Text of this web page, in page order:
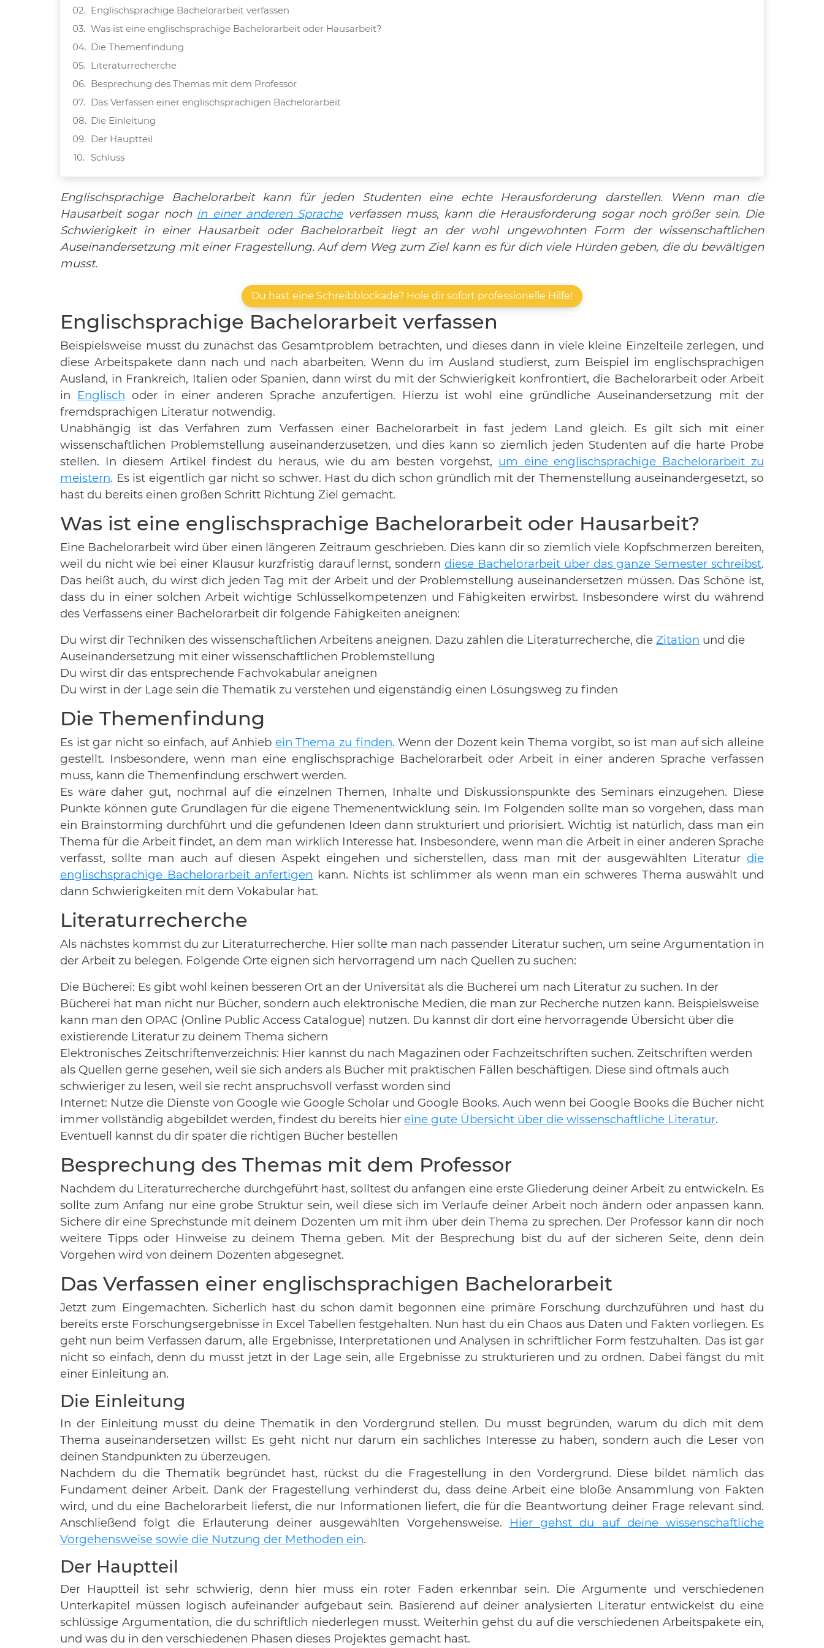
Englischsprachige Bachelorarbeit verfassen
Was ist eine englischsprachige Bachelorarbeit oder Hausarbeit?
Die Themenfindung
Literaturrecherche
Besprechung des Themas mit dem Professor
Das Verfassen einer englischsprachigen Bachelorarbeit
Die Einleitung
Der Hauptteil
Schluss
Ein paar wichtige Tipps zum Schreiben einer englischsprachigen Bachelorarbeit
Englischsprachige Bachelorarbeit kann für jeden Studenten eine echte Herausforderung darstellen. Wenn man die
Hausarbeit sogar noch in einer anderen Spracheverfassen muss, kann die Herausforderung sogar noch größer sein. Die
Schwierigkeit in einer Hausarbeit oder Bachelorarbeit liegt an der wohl ungewohnten Form der wissenschaftlichen
Auseinandersetzung mit einer Fragestellung. Auf dem Weg zum Ziel kann es für dich viele Hürden geben, die du bewältigen
musst.
Du hast eine Schreibblockade? Hole dir sofort professionelle Hilfe!
Englischsprachige Bachelorarbeit verfassen
Beispielsweise musst du zunächst das Gesamtproblem betrachten, und dieses dann in viele kleine Einzelteile zerlegen, und
diese Arbeitspakete dann nach und nach abarbeiten. Wenn du im Ausland studierst, zum Beispiel im englischsprachigen
Ausland, in Frankreich, Italien oder Spanien, dann wirst du mit der Schwierigkeit konfrontiert, die Bachelorarbeit oder Arbeit
in Englisch oder in einer anderen Sprache anzufertigen. Hierzu ist wohl eine gründliche Auseinandersetzung mit der
fremdsprachigen Literatur notwendig.
Unabhängig ist das Verfahren zum Verfassen einer Bachelorarbeit in fast jedem Land gleich. Es gilt sich mit einer
wissenschaftlichen Problemstellung auseinanderzusetzen, und dies kann so ziemlich jeden Studenten auf die harte Probe
stellen. In diesem Artikel findest du heraus, wie du am besten vorgehst, um eine englischsprachige Bachelorarbeit zu
meistern. Es ist eigentlich gar nicht so schwer. Hast du dich schon gründlich mit der Themenstellung auseinandergesetzt, so
hast du bereits einen großen Schritt Richtung Ziel gemacht.
Was ist eine englischsprachige Bachelorarbeit oder Hausarbeit?
Eine Bachelorarbeit wird über einen längeren Zeitraum geschrieben. Dies kann dir so ziemlich viele Kopfschmerzen bereiten,
weil du nicht wie bei einer Klausur kurzfristig darauf lernst, sonderndiese Bachelorarbeit über das ganze Semester schreibst.
Das heißt auch, du wirst dich jeden Tag mit der Arbeit und der Problemstellung auseinandersetzen müssen. Das Schöne ist,
dass du in einer solchen Arbeit wichtige Schlüsselkompetenzen und Fähigkeiten erwirbst. Insbesondere wirst du während
des Verfassens einer Bachelorarbeit dir folgende Fähigkeiten aneignen:
Du wirst dir Techniken des wissenschaftlichen Arbeitens aneignen. Dazu zählen die Literaturrecherche, die Zitation und die
Auseinandersetzung mit einer wissenschaftlichen Problemstellung
Du wirst dir das entsprechende Fachvokabular aneignen
Du wirst in der Lage sein die Thematik zu verstehen und eigenständig einen Lösungsweg zu finden
Die Themenfindung
Es ist gar nicht so einfach, auf Anhieb ein Thema zu finden. Wenn der Dozent kein Thema vorgibt, so ist man auf sich alleine
gestellt. Insbesondere, wenn man eine englischsprachige Bachelorarbeit oder Arbeit in einer anderen Sprache verfassen
muss, kann die Themenfindung erschwert werden.
Es wäre daher gut, nochmal auf die einzelnen Themen, Inhalte und Diskussionspunkte des Seminars einzugehen. Diese
Punkte können gute Grundlagen für die eigene Themenentwicklung sein. Im Folgenden sollte man so vorgehen, dass man
ein Brainstorming durchführt und die gefundenen Ideen dann strukturiert und priorisiert. Wichtig ist natürlich, dass man ein
Thema für die Arbeit findet, an dem man wirklich Interesse hat. Insbesondere, wenn man die Arbeit in einer anderen Sprache
verfasst, sollte man auch auf diesen Aspekt eingehen und sicherstellen, dass man mit der ausgewählten Literatur die
englischsprachige Bachelorarbeit anfertigen kann. Nichts ist schlimmer als wenn man ein schweres Thema auswählt und
dann Schwierigkeiten mit dem Vokabular hat.
Literaturrecherche
Als nächstes kommst du zur Literaturrecherche. Hier sollte man nach passender Literatur suchen, um seine Argumentation in
der Arbeit zu belegen. Folgende Orte eignen sich hervorragend um nach Quellen zu suchen:
Die Bücherei: Es gibt wohl keinen besseren Ort an der Universität als die Bücherei um nach Literatur zu suchen. In der
Bücherei hat man nicht nur Bücher, sondern auch elektronische Medien, die man zur Recherche nutzen kann. Beispielsweise
kann man den OPAC (Online Public Access Catalogue) nutzen. Du kannst dir dort eine hervorragende Übersicht über die
existierende Literatur zu deinem Thema sichern
Elektronisches Zeitschriftenverzeichnis: Hier kannst du nach Magazinen oder Fachzeitschriften suchen. Zeitschriften werden
als Quellen gerne gesehen, weil sie sich anders als Bücher mit praktischen Fällen beschäftigen. Diese sind oftmals auch
schwieriger zu lesen, weil sie recht anspruchsvoll verfasst worden sind
Internet: Nutze die Dienste von Google wie Google Scholar und Google Books. Auch wenn bei Google Books die Bücher nicht
immer vollständig abgebildet werden, findest du bereits hier eine gute Übersicht über die wissenschaftliche Literatur.
Eventuell kannst du dir später die richtigen Bücher bestellen
Besprechung des Themas mit dem Professor
Nachdem du Literaturrecherche durchgeführt hast, solltest du anfangen eine erste Gliederung deiner Arbeit zu entwickeln. Es
sollte zum Anfang nur eine grobe Struktur sein, weil diese sich im Verlaufe deiner Arbeit noch ändern oder anpassen kann.
Sichere dir eine Sprechstunde mit deinem Dozenten um mit ihm über dein Thema zu sprechen. Der Professor kann dir noch
weitere Tipps oder Hinweise zu deinem Thema geben. Mit der Besprechung bist du auf der sicheren Seite, denn dein
Vorgehen wird von deinem Dozenten abgesegnet.
Das Verfassen einer englischsprachigen Bachelorarbeit
Jetzt zum Eingemachten. Sicherlich hast du schon damit begonnen eine primäre Forschung durchzuführen und hast du
bereits erste Forschungsergebnisse in Excel Tabellen festgehalten. Nun hast du ein Chaos aus Daten und Fakten vorliegen. Es
geht nun beim Verfassen darum, alle Ergebnisse, Interpretationen und Analysen in schriftlicher Form festzuhalten. Das ist gar
nicht so einfach, denn du musst jetzt in der Lage sein, alle Ergebnisse zu strukturieren und zu ordnen. Dabei fängst du mit
einer Einleitung an.
Die Einleitung
In der Einleitung musst du deine Thematik in den Vordergrund stellen. Du musst begründen, warum du dich mit dem
Thema auseinandersetzen willst: Es geht nicht nur darum ein sachliches Interesse zu haben, sondern auch die Leser von
deinen Standpunkten zu überzeugen.
Nachdem du die Thematik begründet hast, rückst du die Fragestellung in den Vordergrund. Diese bildet nämlich das
Fundament deiner Arbeit. Dank der Fragestellung verhinderst du, dass deine Arbeit eine bloße Ansammlung von Fakten
wird, und du eine Bachelorarbeit lieferst, die nur Informationen liefert, die für die Beantwortung deiner Frage relevant sind.
Anschließend folgt die Erläuterung deiner ausgewählten Vorgehensweise. Hier gehst du auf deine wissenschaftliche
Vorgehensweise sowie die Nutzung der Methoden ein.
Der Hauptteil
Der Hauptteil ist sehr schwierig, denn hier muss ein roter Faden erkennbar sein. Die Argumente und verschiedenen
Unterkapitel müssen logisch aufeinander aufgebaut sein. Basierend auf deiner analysierten Literatur entwickelst du eine
schlüssige Argumentation, die du schriftlich niederlegen musst. Weiterhin gehst du auf die verschiedenen Arbeitspakete ein,
und was du in den verschiedenen Phasen dieses Projektes gemacht hast.